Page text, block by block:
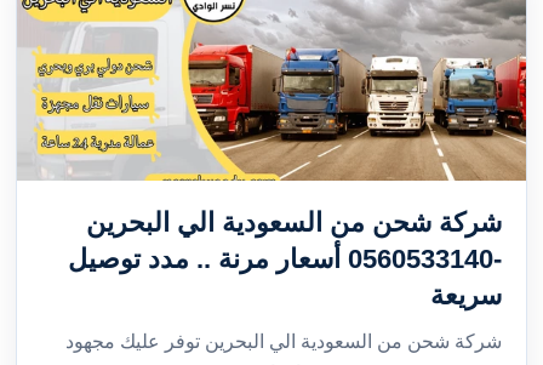
شركة شحن من السعودية الي البحرين
-0560533140 أسعار مرنة .. مدد توصيل
سريعة
شركة شحن من السعودية الي البحرين توفر عليك مجهود